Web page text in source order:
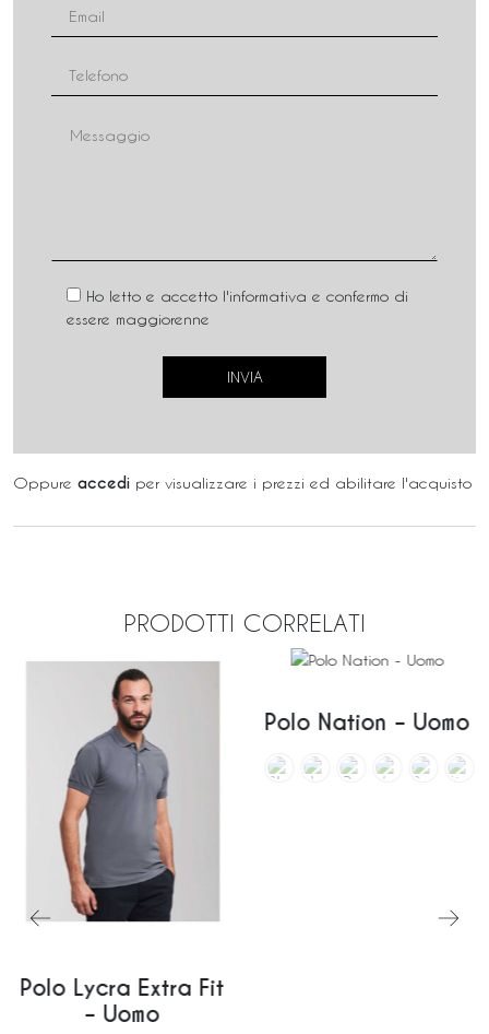
Ho letto e accetto l'informativa e confermo di
essere maggiorenne
Oppure accedi per visualizzare i prezzi ed abilitare l'acquisto
PRODOTTI CORRELATI
Polo Lycra Extra Fit
– Uomo
Polo Nation – Uomo